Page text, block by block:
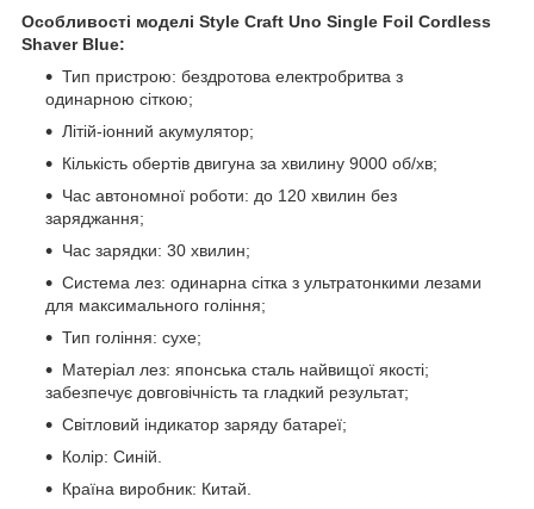
Особливості моделі Style Craft Uno Single Foil Cordless
Shaver Blue:
Тип пристрою: бездротова електробритва з
одинарною сіткою;
Літій-іонний акумулятор;
Кількість обертів двигуна за хвилину 9000 об/хв;
Час автономної роботи: до 120 хвилин без
заряджання;
Час зарядки: 30 хвилин;
Система лез: одинарна сітка з ультратонкими лезами
для максимального гоління;
Тип гоління: сухе;
Матеріал лез: японська сталь найвищої якості;
забезпечує довговічність та гладкий результат;
Світловий індикатор заряду батареї;
Колір: Синій.
Країна виробник: Китай.